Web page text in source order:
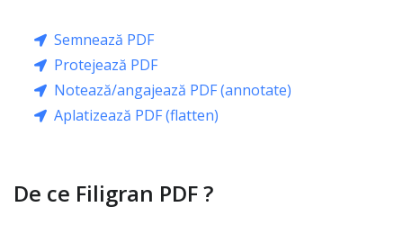
Semnează PDF
Protejează PDF
Notează/angajează PDF (annotate)
Aplatizează PDF (flatten)
De ce Filigran PDF ?